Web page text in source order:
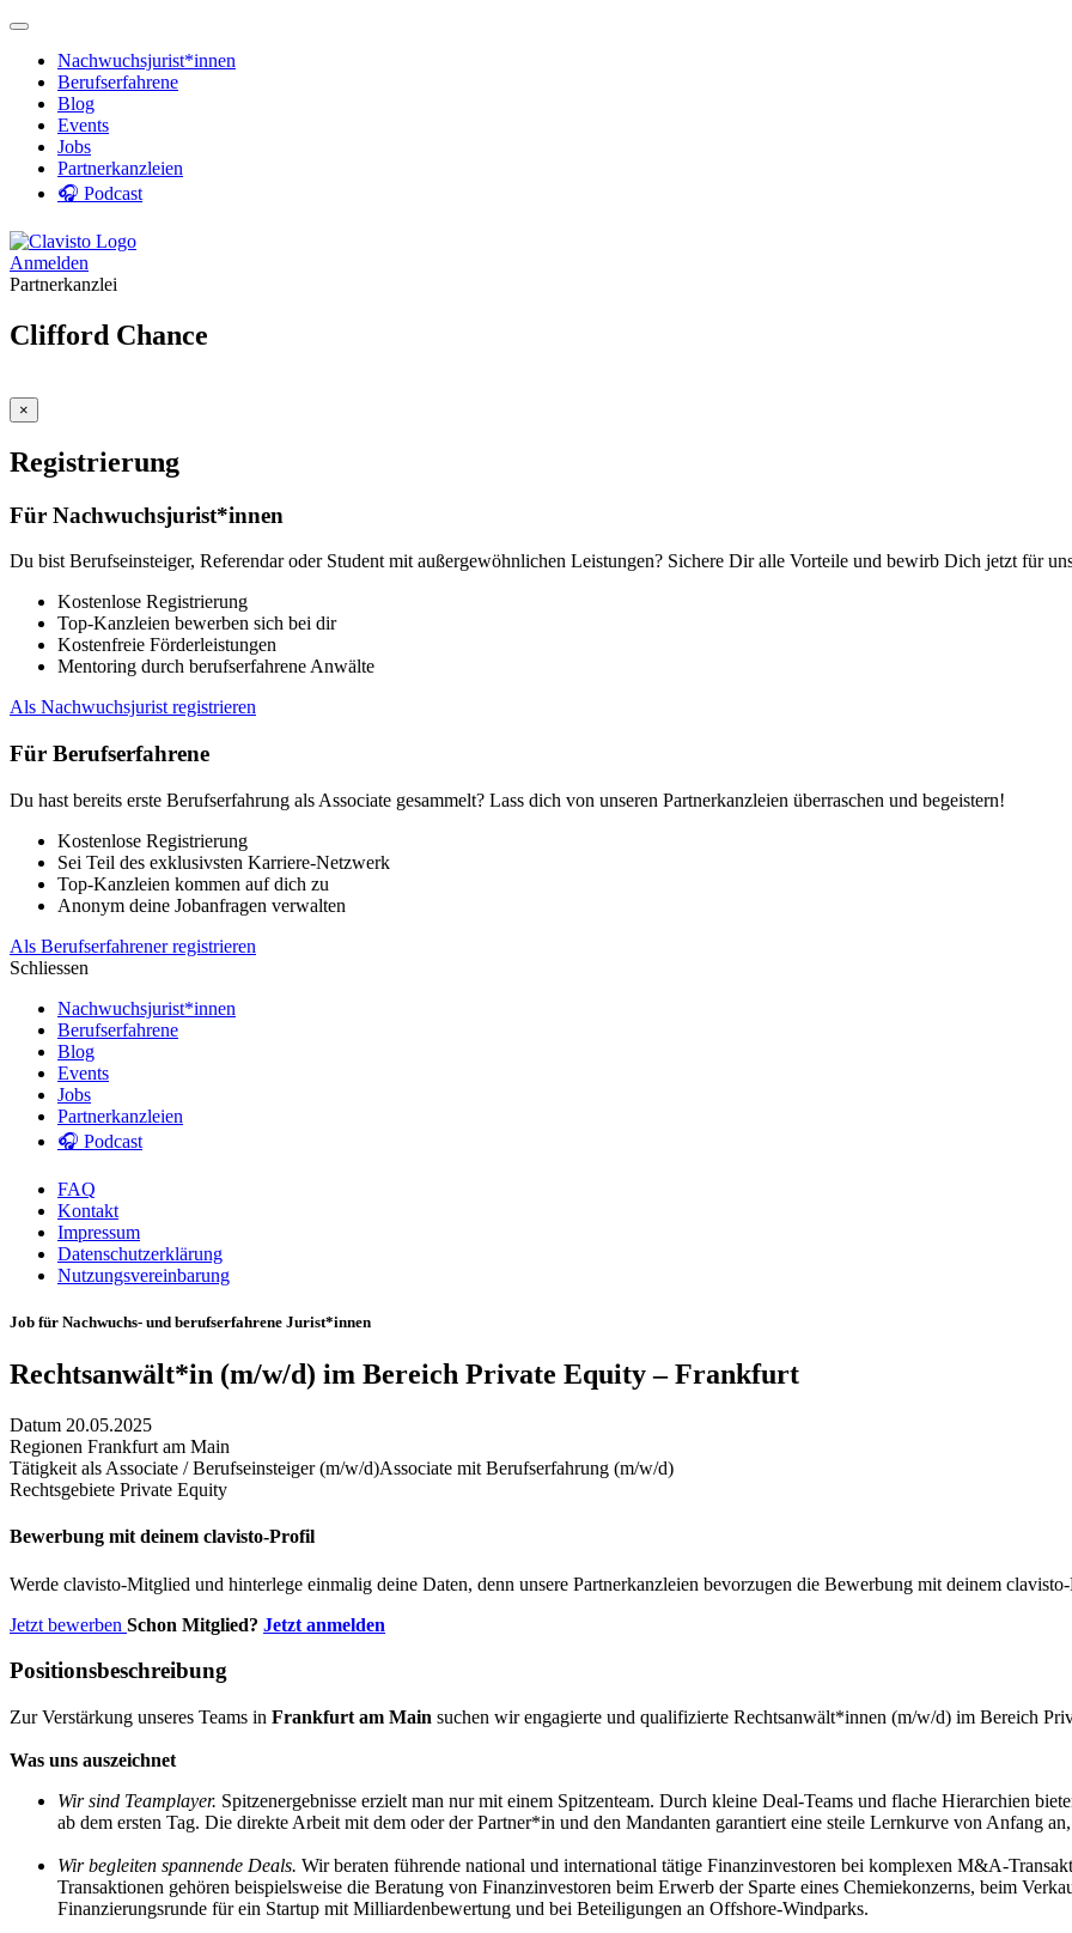
Nachwuchsjurist*innen
Berufserfahrene
Blog
Events
Jobs
Partnerkanzleien
🎧 Podcast
Anmelden
Partnerkanzlei
Clifford Chance
×
Registrierung
Für Nachwuchsjurist*innen
Du bist Berufseinsteiger, Referendar oder Student mit außergewöhnlichen Leistungen? Sichere Dir alle Vorteile und bewirb Dich jetzt für
Kostenlose Registrierung
Top-Kanzleien bewerben sich bei dir
Kostenfreie Förderleistungen
Mentoring durch berufserfahrene Anwälte
Als Nachwuchsjurist registrieren
Für Berufserfahrene
Du hast bereits erste Berufserfahrung als Associate gesammelt? Lass dich von unseren Partnerkanzleien überraschen und begeistern!
Kostenlose Registrierung
Sei Teil des exklusivsten Karriere-Netzwerk
Top-Kanzleien kommen auf dich zu
Anonym deine Jobanfragen verwalten
Als Berufserfahrener registrieren
Schliessen
Nachwuchsjurist*innen
Berufserfahrene
Blog
Events
Jobs
Partnerkanzleien
🎧 Podcast
FAQ
Kontakt
Impressum
Datenschutzerklärung
Nutzungsvereinbarung
Job für Nachwuchs- und berufserfahrene Jurist*innen
Rechtsanwält*in (m/w/d) im Bereich Private Equity – Frankfurt
Datum 20.05.2025
Regionen Frankfurt am Main
Tätigkeit als Associate / Berufseinsteiger (m/w/d)Associate mit Berufserfahrung (m/w/d)
Rechtsgebiete Private Equity
Bewerbung mit deinem clavisto-Profil
Werde clavisto-Mitglied und hinterlege einmalig deine Daten, denn unsere Partnerkanzleien bevorzugen die Bewerbung mit deinem
Jetzt bewerben Schon Mitglied? Jetzt anmelden
Positionsbeschreibung
Zur Verstärkung unseres Teams in Frankfurt am Main suchen wir engagierte und qualifizierte Rechtsanwält*innen (m/w/d) im Bereich
Was uns auszeichnet
Wir sind Teamplayer. Spitzenergebnisse erzielt man nur mit einem Spitzenteam. Durch kleine Deal-Teams und flache Hierarchien
ab dem ersten Tag. Die direkte Arbeit mit dem oder der Partner*in und den Mandanten garantiert eine steile Lernkurve von Anfang
Wir begleiten spannende Deals. Wir beraten führende national und international tätige Finanzinvestoren bei komplexen M&A-
Transaktionen gehören beispielsweise die Beratung von Finanzinvestoren beim Erwerb der Sparte eines Chemiekonzerns, beim
Finanzierungsrunde für ein Startup mit Milliardenbewertung und bei Beteiligungen an Offshore-Windparks.